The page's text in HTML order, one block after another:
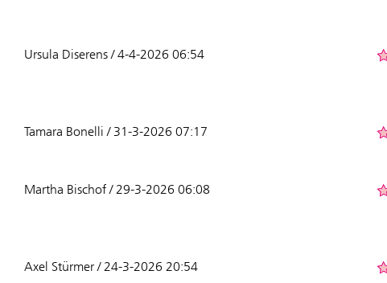
Ursula Diserens / 4-4-2026 06:54
Tamara Bonelli / 31-3-2026 07:17
Martha Bischof / 29-3-2026 06:08
Axel Stürmer / 24-3-2026 20:54